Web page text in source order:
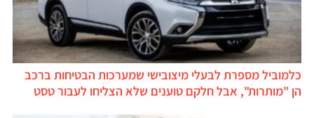
כלמוביל מספרת לבעלי מיצובישי שמערכות הבטיחות ברכב
הן "מותרות", אבל חלקם טוענים שלא הצליחו לעבור טסט